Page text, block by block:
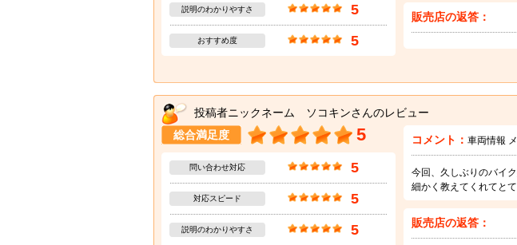
説明のわかりやすさ 5
おすすめ度 5
販売店の返答：
投稿者ニックネーム ソコキンさんのレビュー
総合満足度 5
問い合わせ対応 5
対応スピード 5
説明のわかりやすさ 5
コメント： 車両情報
今回、久しぶりのバイ
細かく教えてくれてと
販売店の返答：